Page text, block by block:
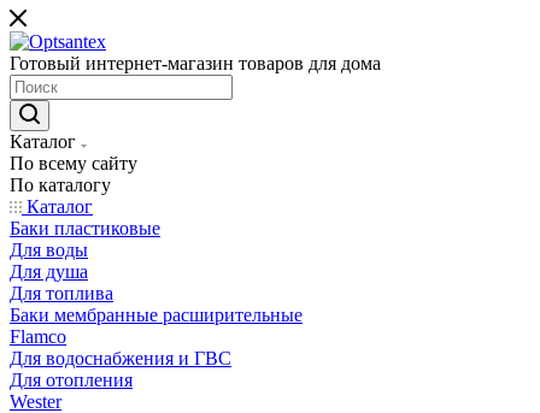
Готовый интернет-магазин товаров для дома
Каталог
По всему сайту
По каталогу
Каталог
Баки пластиковые
Для воды
Для душа
Для топлива
Баки мембранные расширительные
Flamco
Для водоснабжения и ГВС
Для отопления
Wester